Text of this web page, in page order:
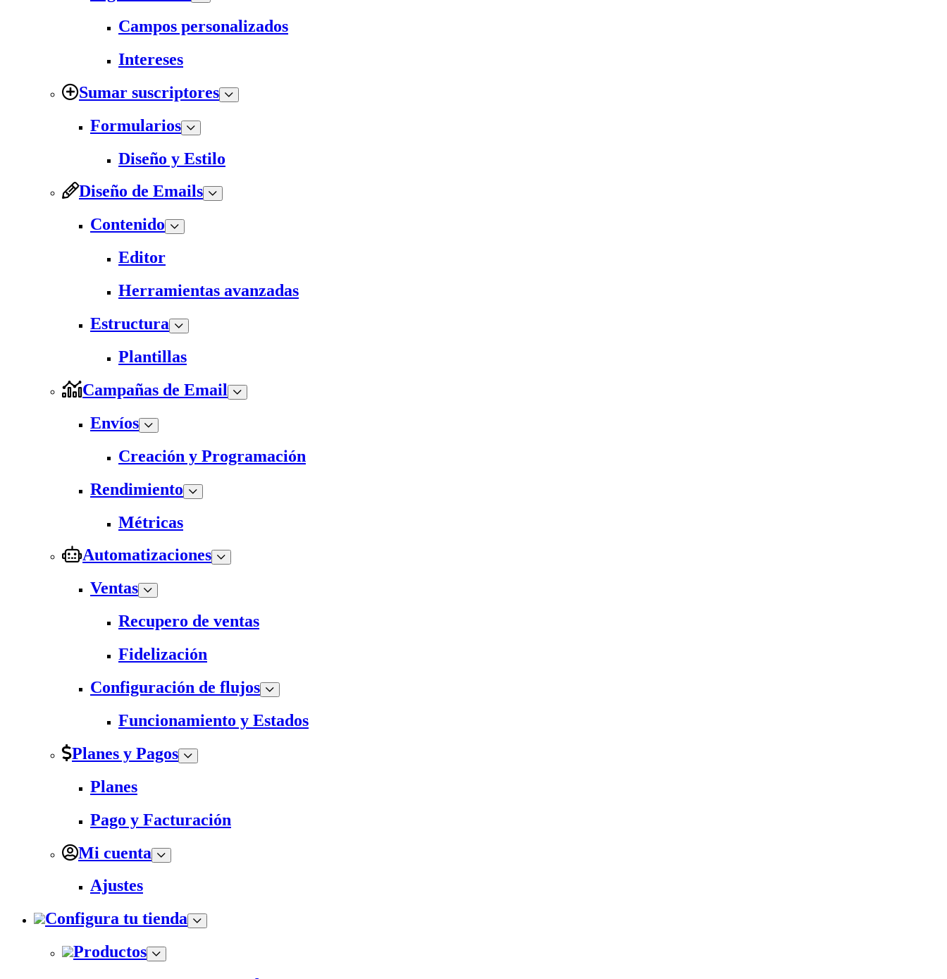
Campos personalizados
Intereses
Sumar suscriptores
Formularios
Diseño y Estilo
Diseño de Emails
Contenido
Editor
Herramientas avanzadas
Estructura
Plantillas
Campañas de Email
Envíos
Creación y Programación
Rendimiento
Métricas
Automatizaciones
Ventas
Recupero de ventas
Fidelización
Configuración de flujos
Funcionamiento y Estados
Planes y Pagos
Planes
Pago y Facturación
Mi cuenta
Ajustes
Configura tu tienda
Productos